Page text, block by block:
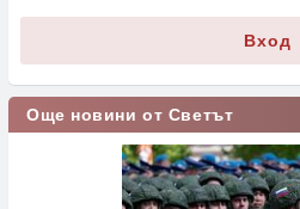
Вход
Още новини от Светът